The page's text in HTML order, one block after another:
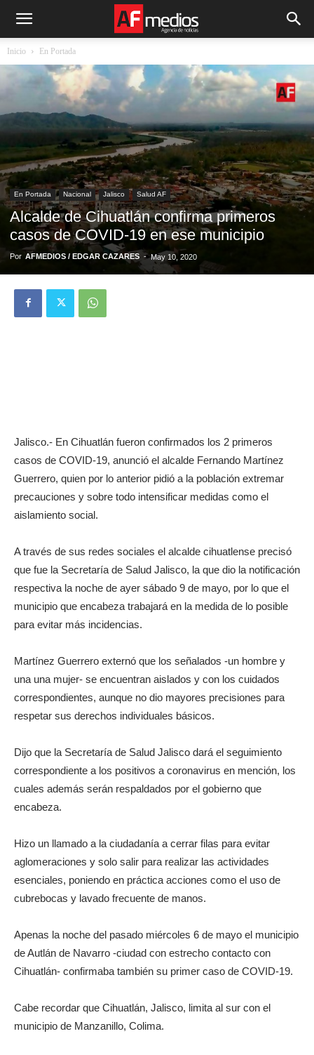
Inicio En Portada
En Portada Nacional Jalisco Salud AF
Alcalde de Cihuatlán confirma primeros
casos de COVID-19 en ese municipio
Por AFMEDIOS / EDGAR CAZARES - May 10, 2020
Jalisco.- En Cihuatlán fueron confirmados los 2 primeros
casos de COVID-19, anunció el alcalde Fernando Martínez
Guerrero, quien por lo anterior pidió a la población extremar
precauciones y sobre todo intensificar medidas como el
aislamiento social.
A través de sus redes sociales el alcalde cihuatlense precisó
que fue la Secretaría de Salud Jalisco, la que dio la notificación
respectiva la noche de ayer sábado 9 de mayo, por lo que el
municipio que encabeza trabajará en la medida de lo posible
para evitar más incidencias.
Martínez Guerrero externó que los señalados -un hombre y
una una mujer- se encuentran aislados y con los cuidados
correspondientes, aunque no dio mayores precisiones para
respetar sus derechos individuales básicos.
Dijo que la Secretaría de Salud Jalisco dará el seguimiento
correspondiente a los positivos a coronavirus en mención, los
cuales además serán respaldados por el gobierno que
encabeza.
Hizo un llamado a la ciudadanía a cerrar filas para evitar
aglomeraciones y solo salir para realizar las actividades
esenciales, poniendo en práctica acciones como el uso de
cubrebocas y lavado frecuente de manos.
Apenas la noche del pasado miércoles 6 de mayo el municipio
de Autlán de Navarro -ciudad con estrecho contacto con
Cihuatlán- confirmaba también su primer caso de COVID-19.
Cabe recordar que Cihuatlán, Jalisco, limita al sur con el
municipio de Manzanillo, Colima.